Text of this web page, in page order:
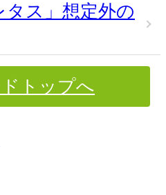
タス」想定外の
トップへ